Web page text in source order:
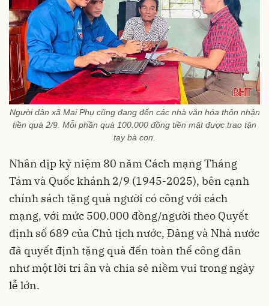
Người dân xã Mai Phụ cũng đang đến các nhà văn hóa thôn nhận
tiền quà 2/9. Mỗi phần quà 100.000 đồng tiền mặt được trao tận
tay bà con.
Nhân dịp kỷ niệm 80 năm Cách mạng Tháng
Tám và Quốc khánh 2/9 (1945-2025), bên cạnh
chính sách tặng quà người có công với cách
mạng, với mức 500.000 đồng/người theo Quyết
định số 689 của Chủ tịch nước, Đảng và Nhà nước
đã quyết định tặng quà đến toàn thể công dân
như một lời tri ân và chia sẻ niềm vui trong ngày
lễ lớn.